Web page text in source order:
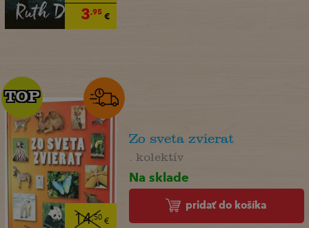
3,95€
14,50€
TOP
TOP
Zo sveta zvierat
. kolektív
Na sklade
pridať do košíka